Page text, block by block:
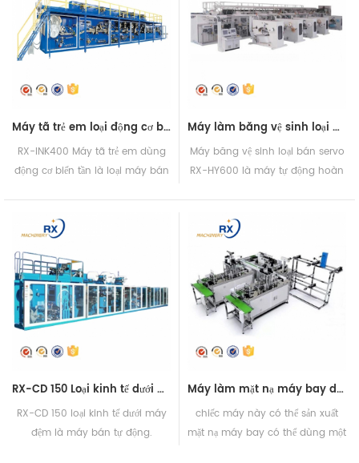
Máy tã trẻ em loại động cơ biến tần RX-INK400
RX-INK400 Máy tã trẻ em dùng
động cơ biến tần là loại máy bán
Máy làm băng vệ sinh loại bán tự động RX-HY600
Máy băng vệ sinh loại bán servo
RX-HY600 là máy tự động hoàn
RX-CD 150 Loại kinh tế dưới máy Pad
RX-CD 150 loại kinh tế dưới máy
đệm là máy bán tự động.
Máy làm mặt nạ máy bay dùng một lần hoàn toàn tự động
chiếc máy này có thể sản xuất
mặt nạ máy bay có thể dùng một